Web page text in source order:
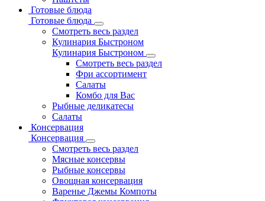
Готовые блюда
Готовые блюда
Смотреть весь раздел
Кулинария Быстроном
Кулинария Быстроном
Смотреть весь раздел
Фри ассортимент
Салаты
Комбо для Вас
Рыбные деликатесы
Салаты
Консервация
Консервация
Смотреть весь раздел
Мясные консервы
Рыбные консервы
Овощная консервация
Варенье Джемы Компоты